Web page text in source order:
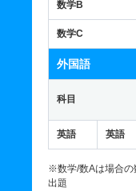
数学B
数学C
外国語
科目
英語 英語
※数学/数Aは場合の
出題